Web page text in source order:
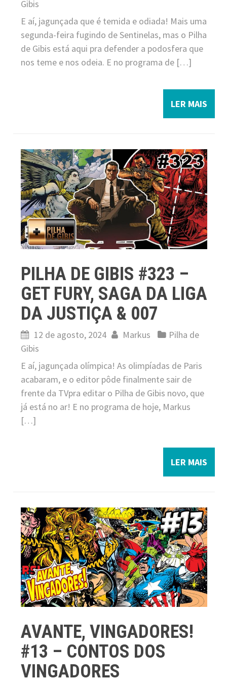
Gibis
E aí, jagunçada que é temida e odiada! Mais uma
segunda-feira fugindo de Sentinelas, mas o Pilha
de Gibis está aqui pra defender a podosfera que
nos teme e nos odeia. E no programa de […]
LER MAIS
PILHA DE GIBIS #323 –
GET FURY, SAGA DA LIGA
DA JUSTIÇA & 007
12 de agosto, 2024 Markus
Pilha de
Gibis
E aí, jagunçada olímpica! As olimpíadas de Paris
acabaram, e o editor pôde finalmente sair de
frente da TVpra editar o Pilha de Gibis novo, que
já está no ar! E no programa de hoje, Markus
[…]
LER MAIS
AVANTE, VINGADORES!
#13 – CONTOS DOS
VINGADORES